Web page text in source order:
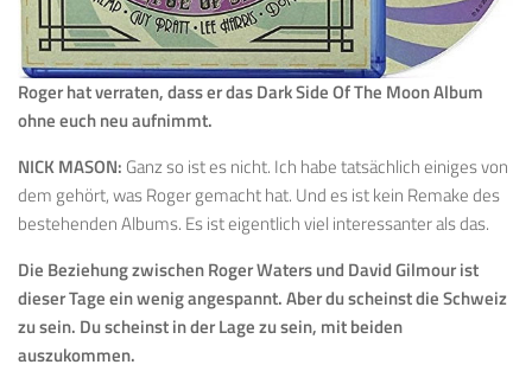
Roger hat verraten, dass er das Dark Side Of The Moon Album
ohne euch neu aufnimmt.
NICK MASON: Ganz so ist es nicht. Ich habe tatsächlich einiges von
dem gehört, was Roger gemacht hat. Und es ist kein Remake des
bestehenden Albums. Es ist eigentlich viel interessanter als das.
Die Beziehung zwischen Roger Waters und David Gilmour ist
dieser Tage ein wenig angespannt. Aber du scheinst die Schweiz
zu sein. Du scheinst in der Lage zu sein, mit beiden
auszukommen.